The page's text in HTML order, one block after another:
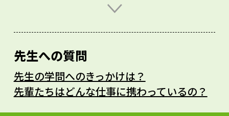
校生では環境的に制約が多いと思います。
広がりますので、さまざまな経験を積ん
で、自分にしかできないことを探してほし
いと思います。私の場合は建築を専門とす
先生への質問
先生の学問へのきっかけは？
先輩たちはどんな仕事に携わっているの？